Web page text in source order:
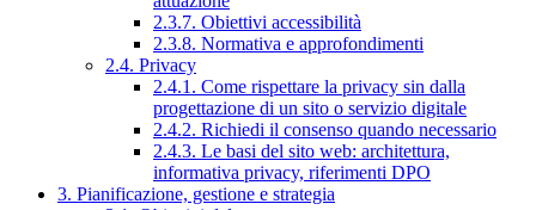
2.3.7. Obiettivi accessibilità
2.3.8. Normativa e approfondimenti
2.4. Privacy
2.4.1. Come rispettare la privacy sin dalla
progettazione di un sito o servizio digitale
2.4.2. Richiedi il consenso quando necessario
2.4.3. Le basi del sito web: architettura,
informativa privacy, riferimenti DPO
3. Pianificazione, gestione e strategia